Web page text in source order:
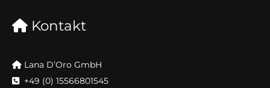
 Kontakt
 Lana D’Oro GmbH
+49 (0) 15566801545